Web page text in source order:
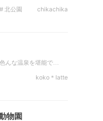
北公園 chikachika
んな温泉を堪能で…
koko＊latte
物園